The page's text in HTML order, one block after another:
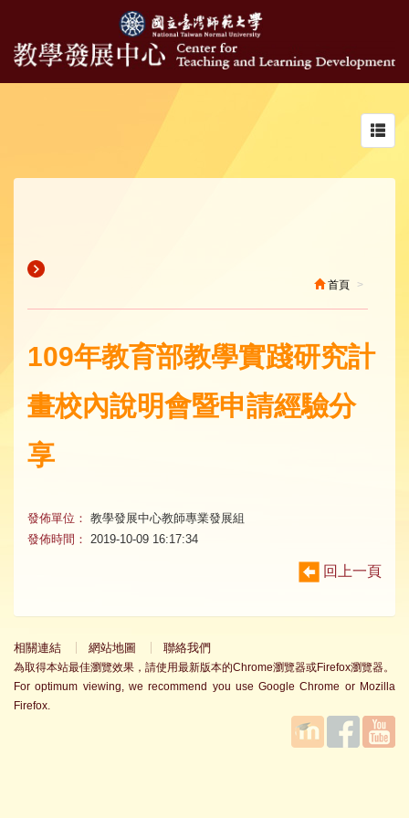
首頁
109年教育部教學實踐研究計
畫校內說明會暨申請經驗分
享
發佈單位： 教學發展中心教師專業發展組
發佈時間：
2019-10-09 16:17:34
回上一頁
相關連結 網站地圖 聯絡我們
為取得本站最佳瀏覽效果，請使用最新版本的Chrome瀏覽器或Firefox瀏覽器。
For optimum viewing, we recommend you use Google Chrome or Mozilla
Firefox.